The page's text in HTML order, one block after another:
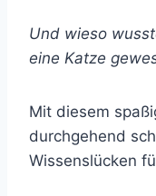
Und wieso
eine Katze
Mit diesem
durchgehend
Wissenslücken